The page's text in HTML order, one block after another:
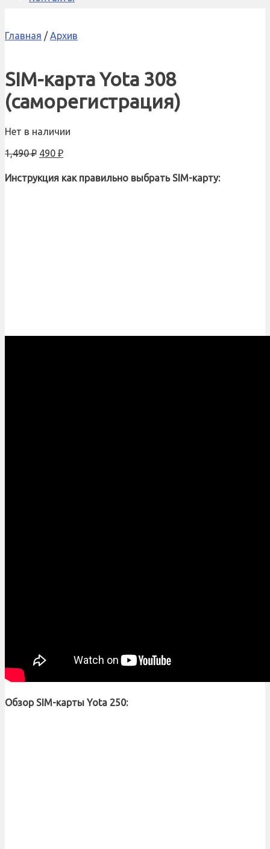
Главная / Архив
SIM-карта Yota 308
(саморегистрация)
Нет в наличии
1,490₽ 490 ₽
Инструкция как правильно выбрать SIM-карту:
Обзор SIM-карты Yota 250: